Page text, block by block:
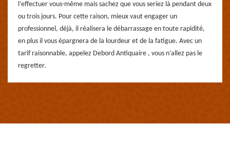
l’effectuer vous-même mais sachez que vous seriez là pendant deux
ou trois jours. Pour cette raison, mieux vaut engager un
professionnel, déjà, il réalisera le débarrassage en toute rapidité,
en plus il vous épargnera de la lourdeur et de la fatigue. Avec un
tarif raisonnable, appelez Debord Antiquaire , vous n’allez pas le
regretter.